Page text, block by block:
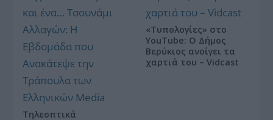
Τηλεοπτικά
«Τυπολογίες» στο
YouTube: Ο Δήμος
Βερύκιος ανοίγει τα
χαρτιά του – Vidcast